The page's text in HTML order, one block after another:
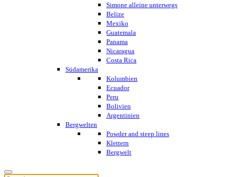
Simone alleine unterwegs
Belize
Mexiko
Guatemala
Panama
Nicaragua
Costa Rica
Südamerika
Kolumbien
Ecuador
Peru
Bolivien
Argentinien
Bergwelten
Powder and steep lines
Klettern
Bergwelt